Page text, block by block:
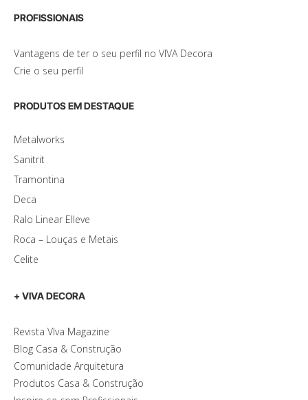
PROFISSIONAIS
Vantagens de ter o seu perfil no VIVA Decora
Crie o seu perfil
PRODUTOS EM DESTAQUE
Metalworks
Sanitrit
Tramontina
Deca
Ralo Linear Elleve
Roca – Louças e Metais
Celite
+ VIVA DECORA
Revista VIva Magazine
Blog Casa & Construção
Comunidade Arquitetura
Produtos Casa & Construção